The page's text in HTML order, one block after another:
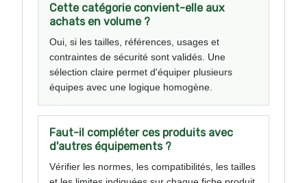
Cette catégorie convient-elle aux
achats en volume ?
Oui, si les tailles, références, usages et
contraintes de sécurité sont validés. Une
sélection claire permet d'équiper plusieurs
équipes avec une logique homogène.
Faut-il compléter ces produits avec
d'autres équipements ?
Vérifier les normes, les compatibilités, les tailles